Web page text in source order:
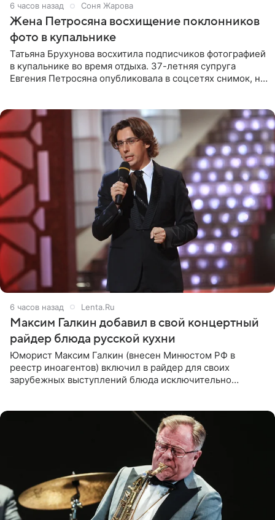
6 часов назад Соня Жарова
Жена Петросяна восхищение поклонников
фото в купальнике
Татьяна Брухунова восхитила подписчиков фотографией
в купальнике во время отдыха. 37-летняя супруга
Евгения Петросяна опубликовала в соцсетях снимок, на
6 часов назад Lenta.Ru
Максим Галкин добавил в свой концертный
райдер блюда русской кухни
Юморист Максим Галкин (внесен Минюстом РФ в
реестр иноагентов) включил в райдер для своих
зарубежных выступлений блюда исключительно